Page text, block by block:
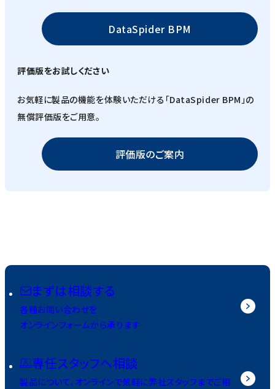
DataSpider BPM
評価版をお試しください
お気軽に製品の機能を体験いただける「DataSpider BPM」の
無償評価版をご用意。
評価版のご案内
まずは相談する
各種お問い合わせを
オンラインフォームから承ります
専任スタッフへ相談
製品について、オンラインで気軽に弊社スタッフまでご相